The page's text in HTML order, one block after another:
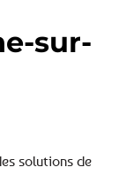
sur-
solutions de